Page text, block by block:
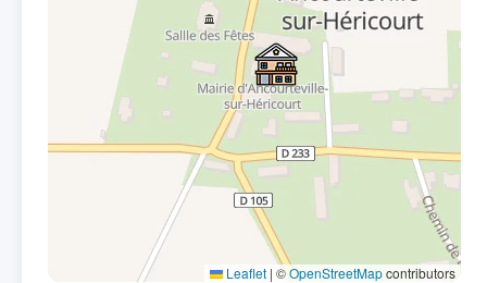
Leaflet | ©OpenStreetMapcontributors